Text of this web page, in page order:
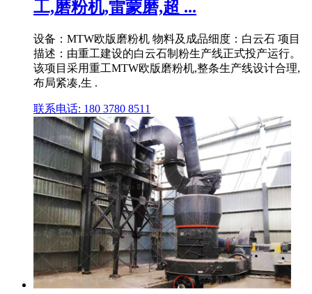
工,磨粉机,雷蒙磨,超 ...
设备：MTW欧版磨粉机 物料及成品细度：白云石 项目
描述：由重工建设的白云石制粉生产线正式投产运行。
该项目采用重工MTW欧版磨粉机,整条生产线设计合理,
布局紧凑,生 .
联系电话: 180 3780 8511